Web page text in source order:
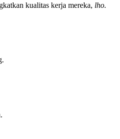
kualitas kerja mereka, lho.